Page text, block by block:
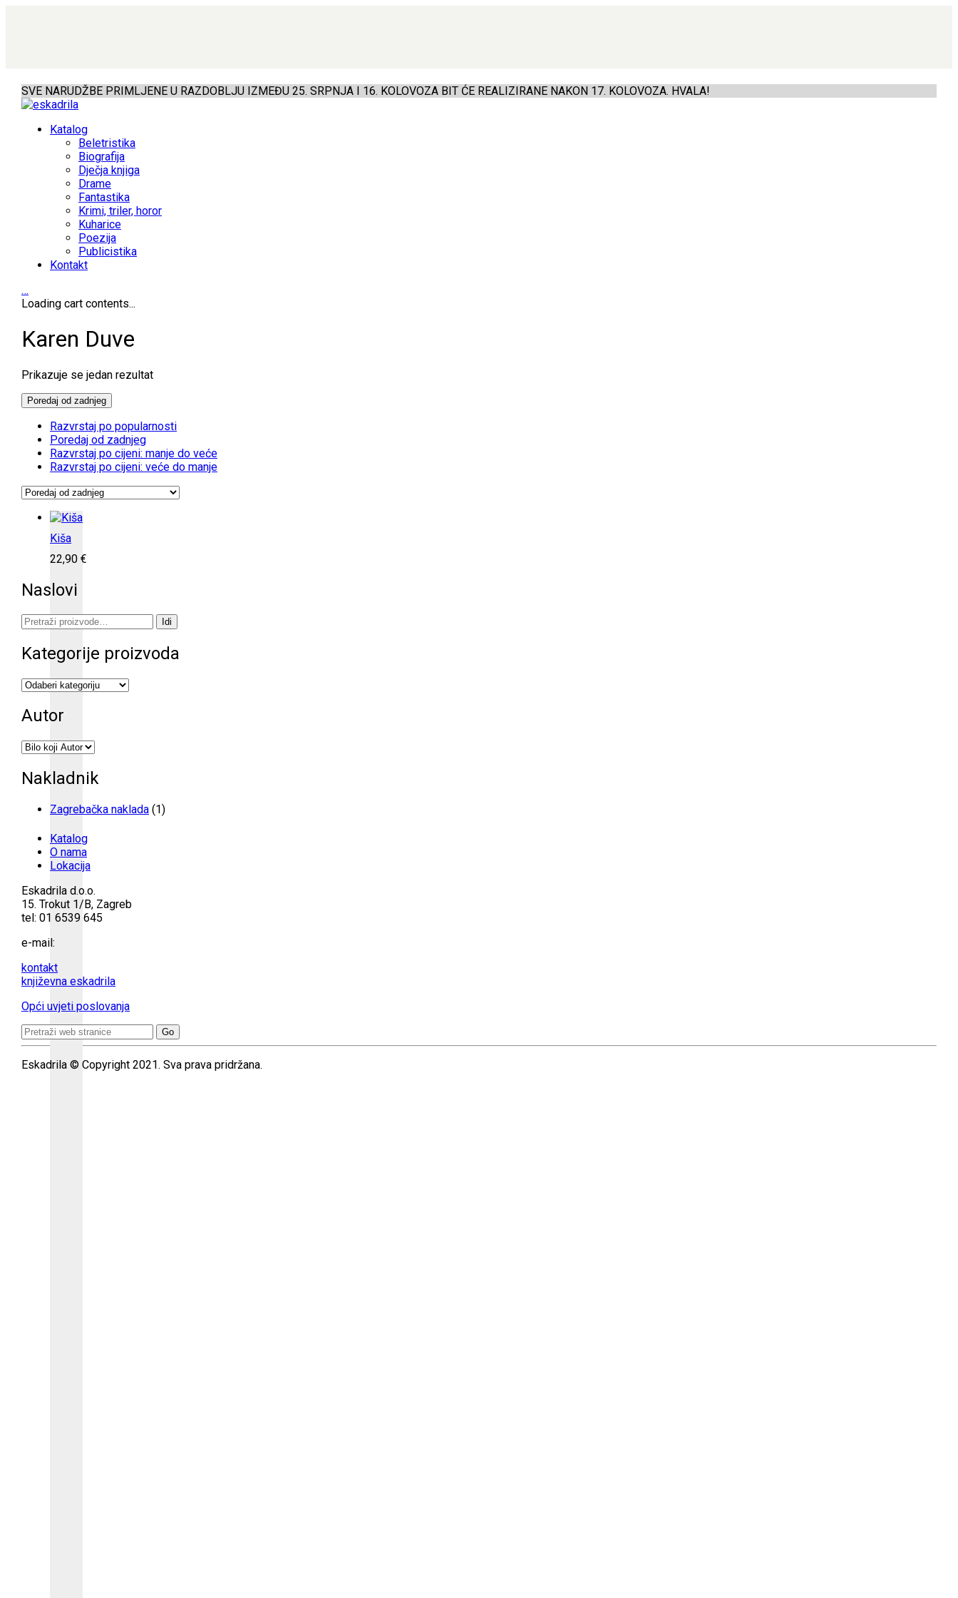
SVE NARUDŽBE PRIMLJENE U RAZDOBLJU IZMEĐU 25. SRPNJA I 16. KOLOVOZA BIT ĆE REALIZIRANE NAKON 17. KOLOVOZA. HVALA!
Katalog
Beletristika
Biografija
Dječja knjiga
Drame
Fantastika
Krimi, triler, horor
Kuharice
Poezija
Publicistika
Kontakt
…
Loading cart contents...
Karen Duve
Prikazuje se jedan rezultat
Poredaj od zadnjeg
Razvrstaj po popularnosti
Poredaj od zadnjeg
Razvrstaj po cijeni: manje do veće
Razvrstaj po cijeni: veće do manje
Kiša
22,90 €
Naslovi
Pretraži: Idi
Kategorije proizvoda
Autor
Nakladnik
Zagrebačka naklada (1)
Katalog
O nama
Lokacija
Eskadrila d.o.o.
15. Trokut 1/B, Zagreb
tel: 01 6539 645
e-mail:
kontakt
književna eskadrila
Opći uvjeti poslovanja
Search
for:
Eskadrila © Copyright 2021. Sva prava pridržana.